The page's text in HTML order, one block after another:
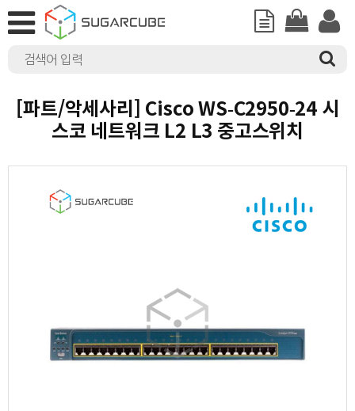
[파트/악세사리] Cisco WS-C2950-24 시
스코 네트워크 L2 L3 중고스위치